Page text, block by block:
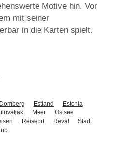
Motive hin. Vor
mit seiner
in die Karten spielt.
Domberg Estland
Estonia
Meer
Ostsee
Reiseort Reval
Stadt